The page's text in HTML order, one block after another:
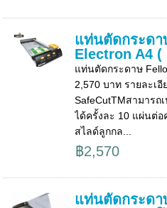
แท่นตัดกระดา
Electron A4 (
แท่นตัดกระดาษ
2,570 บาท รายละเ
SafeCutTMสามาร
ได้ครั้งละ 10 แผ่นต่อ
สไลด์ลูกกล...
฿2,570
แท่นตัดกระดา